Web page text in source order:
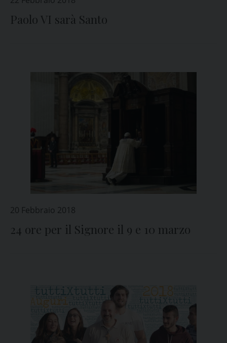
Paolo VI sarà Santo
20 Febbraio 2018
24 ore per il Signore il 9 e 10 marzo